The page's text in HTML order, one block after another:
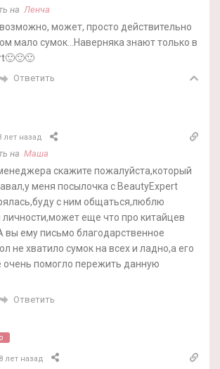
наЛенча
возможно, может, просто действительно
мало сумок…Наверняка знают только в
Ответить
лет назад
на Маша
скажите пожалуйста,который
меня посылочка с BeautyExpert
с ним общаться,люблю
еще что про китайцев
вы ему письмо благодарственное
не хватило сумок на всех и ладно,а его
очень помогло пережить данную
Ответить
8 лет назад